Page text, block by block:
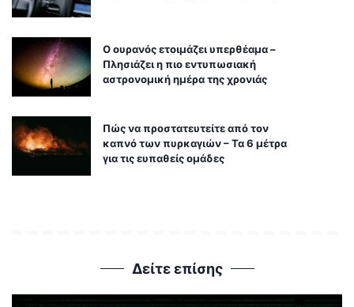
Ο ουρανός ετοιμάζει υπερθέαμα –
Πλησιάζει η πιο εντυπωσιακή
αστρονομική ημέρα της χρονιάς
Πώς να προστατευτείτε από τον
καπνό των πυρκαγιών – Τα 6 μέτρα
για τις ευπαθείς ομάδες
Δείτε επίσης